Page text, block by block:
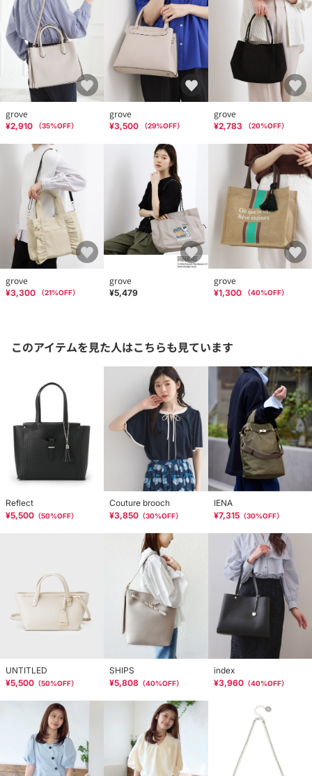
grove
¥2,910 （35%OFF）
grove
¥3,500 （29%OFF）
grove
¥2,783 （20%OFF）
grove
¥3,300 （21%OFF）
grove
¥5,479
grove
¥1,300 （40%OFF）